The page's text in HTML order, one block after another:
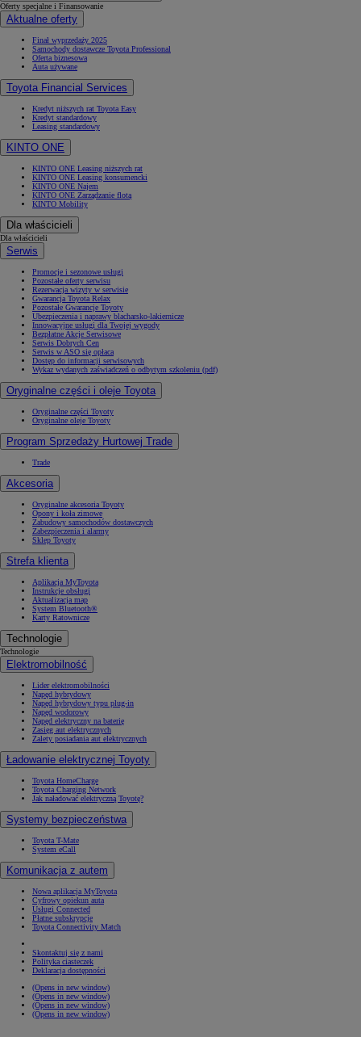
Oferty specjalne i Finansowanie
Aktualne oferty
Finał wyprzedaży 2025
Samochody dostawcze Toyota Professional
Oferta biznesowa
Auta używane
Toyota Financial Services
Kredyt niższych rat Toyota Easy
Kredyt standardowy
Leasing standardowy
KINTO ONE
KINTO ONE Leasing niższych rat
KINTO ONE Leasing konsumencki
KINTO ONE Najem
KINTO ONE Zarządzanie flotą
KINTO Mobility
Dla właścicieli
Dla właścicieli
Serwis
Promocje i sezonowe usługi
Pozostałe oferty serwisu
Rezerwacja wizyty w serwisie
Gwarancja Toyota Relax
Pozostałe Gwarancje Toyoty
Ubezpieczenia i naprawy blacharsko-lakiernicze
Innowacyjne usługi dla Twojej wygody
Bezpłatne Akcje Serwisowe
Serwis Dobrych Cen
Serwis w ASO się opłaca
Dostęp do informacji serwisowych
Wykaz wydanych zaświadczeń o odbytym szkoleniu (pdf)
Oryginalne części i oleje Toyota
Oryginalne części Toyoty
Oryginalne oleje Toyoty
Program Sprzedaży Hurtowej Trade
Trade
Akcesoria
Oryginalne akcesoria Toyoty
Opony i koła zimowe
Zabudowy samochodów dostawczych
Zabezpieczenia i alarmy
Sklep Toyoty
Strefa klienta
Aplikacja MyToyota
Instrukcje obsługi
Aktualizacja map
System Bluetooth®
Karty Ratownicze
Technologie
Technologie
Elektromobilność
Lider elektromobilności
Napęd hybrydowy
Napęd hybrydowy typu plug-in
Napęd wodorowy
Napęd elektryczny na baterię
Zasięg aut elektrycznych
Zalety posiadania aut elektrycznych
Ładowanie elektrycznej Toyoty
Toyota HomeCharge
Toyota Charging Network
Jak naładować elektryczną Toyotę?
Systemy bezpieczeństwa
Toyota T-Mate
System eCall
Komunikacja z autem
Nowa aplikacja MyToyota
Cyfrowy opiekun auta
Usługi Connected
Płatne subskrypcje
Toyota Connectivity Match
Skontaktuj się z nami
Polityka ciasteczek
Deklaracja dostępności
(Opens in new window)
(Opens in new window)
(Opens in new window)
(Opens in new window)